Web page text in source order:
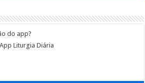
do app?
Liturgia Diária